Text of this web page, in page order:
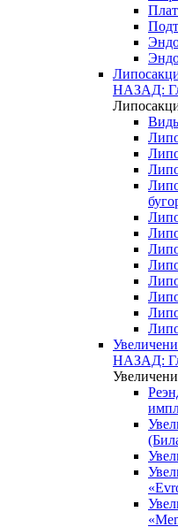
НАЗАД:
НАЗАД: